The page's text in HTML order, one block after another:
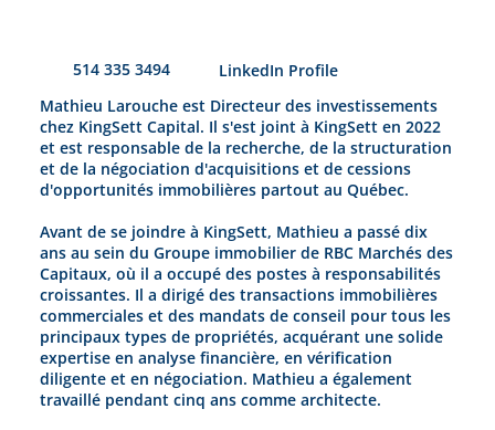
514 335 3494
​LinkedIn Profile
Mathieu Larouche est Directeur des investissements
chez KingSett Capital. Il s'est joint à KingSett en 2022
et est responsable de la recherche, de la structuration
et de la négociation d'acquisitions et de cessions
d'opportunités immobilières partout au Québec.
Avant de se joindre à KingSett, Mathieu a passé dix
ans au sein du Groupe immobilier de RBC Marchés des
Capitaux, où il a occupé des postes à responsabilités
croissantes. Il a dirigé des transactions immobilières
commerciales et des mandats de conseil pour tous les
principaux types de propriétés, acquérant une solide
expertise en analyse financière, en vérification
diligente et en négociation. Mathieu a également
travaillé pendant cinq ans comme architecte.